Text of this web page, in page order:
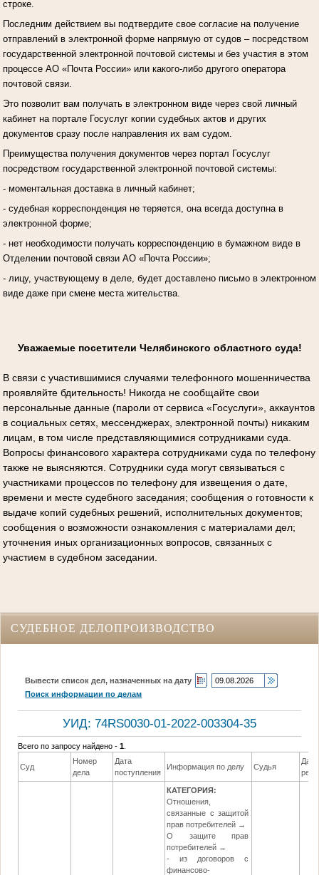
строке.
Последним действием вы подтвердите свое согласие на получение
отправлений в электронной форме напрямую от судов – посредством
государственной электронной почтовой системы и без участия в этом
процессе АО «Почта России» или какого-либо другого оператора
почтовой связи.
Это позволит вам получать в электронном виде через свой личный
кабинет на портале Госуслуг копии судебных актов и других
документов сразу после направления их вам судом.
Преимущества получения документов через портал Госуслуг
посредством государственной электронной почтовой системы:
- моментальная доставка в личный кабинет;
- судебная корреспонденция не теряется, она всегда доступна в
электронной форме;
- нет необходимости получать корреспонденцию в бумажном виде в
Отделении почтовой связи АО «Почта России»;
- лицу, участвующему в деле, будет доставлено письмо в электронном
виде даже при смене места жительства.
Уважаемые посетители Челябинского областного суда!
В связи с участившимися случаями телефонного мошенничества
проявляйте бдительность! Никогда не сообщайте свои
персональные данные (пароли от сервиса «Госуслуги», аккаунтов
в социальных сетях, мессенджерах, электронной почты) никаким
лицам, в том числе представляющимися сотрудниками суда.
Вопросы финансового характера сотрудниками суда по телефону
также не выясняются. Сотрудники суда могут связываться с
участниками процессов по телефону для извещения о дате,
времени и месте судебного заседания; сообщения о готовности к
выдаче копий судебных решений, исполнительных документов;
сообщения о возможности ознакомления с материалами дел;
уточнения иных организационных вопросов, связанных с
участием в судебном заседании.
СУДЕБНОЕ ДЕЛОПРОИЗВОДСТВО
Вывести список дел, назначенных на дату
Поиск информации по делам
УИД: 74RS0030-01-2022-003304-35
Всего по запросу найдено -1
Суд
Номер
дела
Дата
поступления
Информация по делу Судья
Дата
КАТЕГОРИЯ:
Отношения,
связанные с защитой
прав потребителей →
О защите прав
потребителей →
- из договоров с
финансово-